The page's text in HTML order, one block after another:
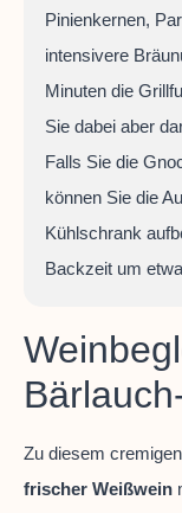
Pinienkernen,
intensivere
Minuten die
Sie dabei aber
Falls Sie die
können Sie die
Kühlschrank
Backzeit um
Zu diesem
frischer Weißwein